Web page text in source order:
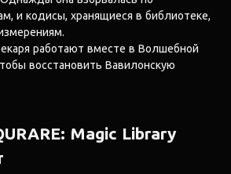
и кодисы, хранящиеся в библиотеке,
работают вместе в Волшебной
восстановить Вавилонскую
Magic Library